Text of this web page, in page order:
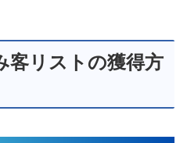
客リストの獲得方